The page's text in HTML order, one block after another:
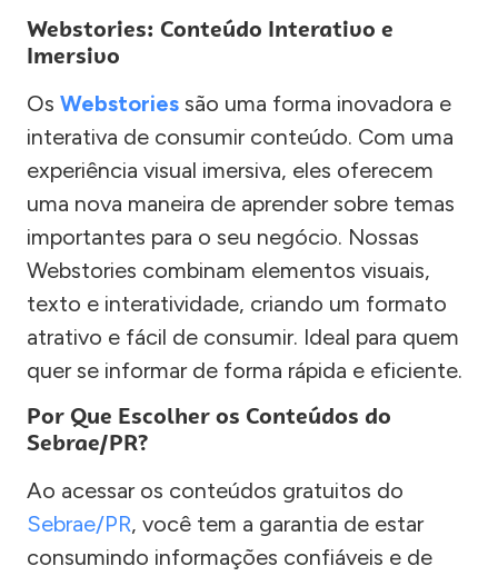
Webstories: Conteúdo Interativo e
Imersivo
Os Webstories são uma forma inovadora e
interativa de consumir conteúdo. Com uma
experiência visual imersiva, eles oferecem
uma nova maneira de aprender sobre temas
importantes para o seu negócio. Nossas
Webstories combinam elementos visuais,
texto e interatividade, criando um formato
atrativo e fácil de consumir. Ideal para quem
quer se informar de forma rápida e eficiente.
Por Que Escolher os Conteúdos do
Sebrae/PR?
Ao acessar os conteúdos gratuitos do
Sebrae/PR, você tem a garantia de estar
consumindo informações confiáveis e de